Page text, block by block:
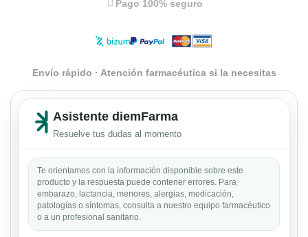
Pago 100% seguro
Envío rápido · Atención farmacéutica si la necesitas
Asistente diemFarma
Resuelve tus dudas al momento
Te orientamos con la información disponible sobre este
producto y la respuesta puede contener errores. Para
embarazo, lactancia, menores, alergias, medicación,
patologías o síntomas, consulta a nuestro equipo farmacéutico
o a un profesional sanitario.